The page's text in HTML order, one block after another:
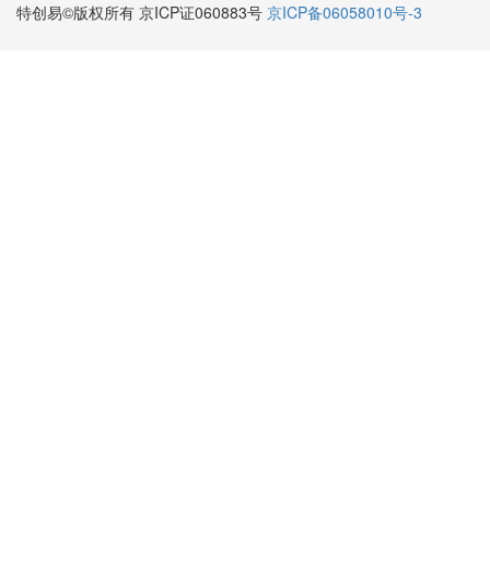
特创易©版权所有 京ICP证060883号 京ICP备06058010号-3